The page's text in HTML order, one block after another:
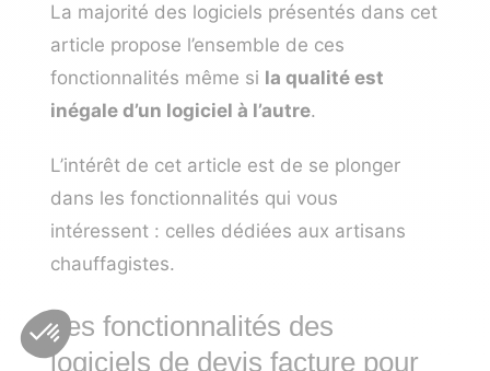
La majorité des logiciels présentés dans cet
article propose l’ensemble de ces
fonctionnalités même si la qualité est
inégale d’un logiciel à l’autre.
L’intérêt de cet article est de se plonger
dans les fonctionnalités qui vous
intéressent : celles dédiées aux artisans
chauffagistes.
Les fonctionnalités des
logiciels de devis facture pour